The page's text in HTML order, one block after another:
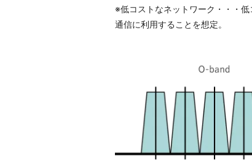
※低コストなネットワーク・・・
通信に利用することを想定。